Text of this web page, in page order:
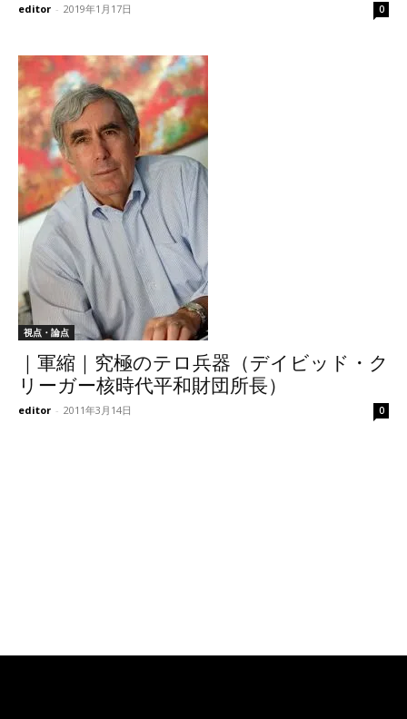
editor - 2019年1月17日 0
視点・論点
｜軍縮｜究極のテロ兵器（デイビッド・ク
リーガー核時代平和財団所長）
editor - 2011年3月14日 0